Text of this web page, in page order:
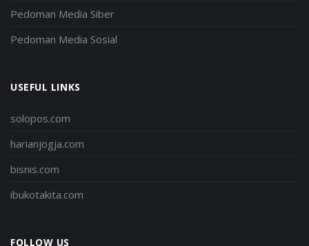
Pedoman Media Siber
Pedoman Media Sosial
USEFUL LINKS
solopos.com
harianjogja.com
bisnis.com
ibukotakita.com
FOLLOW US